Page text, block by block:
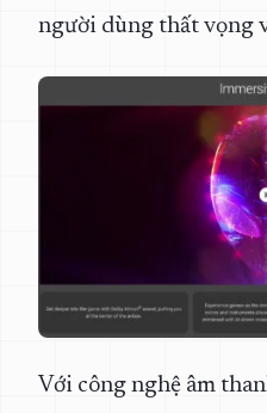
người dùng thất vọng
Với công nghệ âm